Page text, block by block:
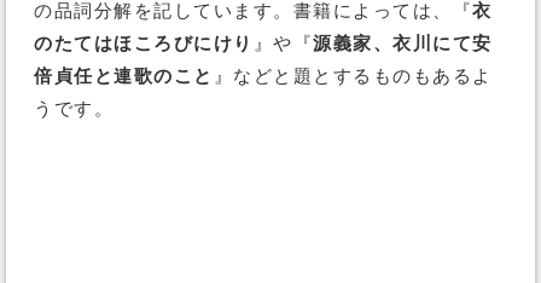
の品詞分解を記しています。書籍によっては、『衣
のたてはほころびにけり 』や『源義家、衣川にて安
倍貞任と連歌のこと 』などと題とするものもあるよ
うです。